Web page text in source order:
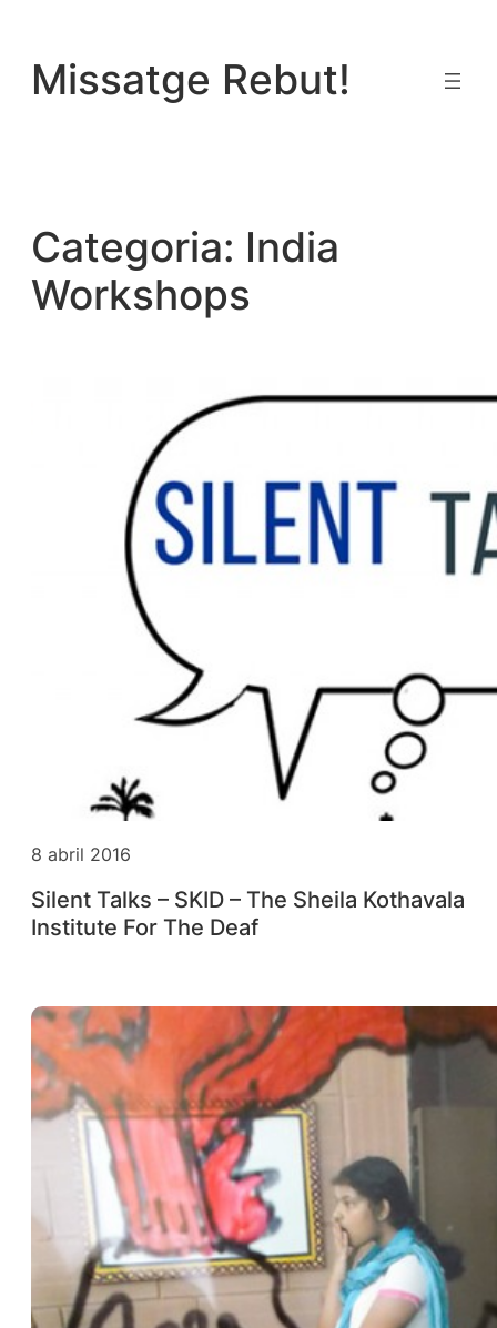
contingut
Missatge Rebut!
Categoria: India
Workshops
8 abril 2016
Silent Talks – SKID – The Sheila Kothavala
Institute For The Deaf